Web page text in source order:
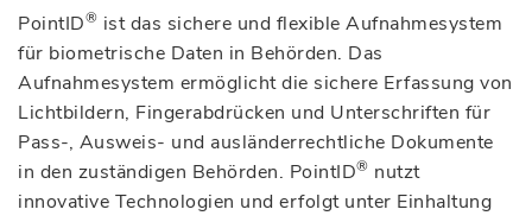
PointID® ist das sichere und flexible Aufnahmesystem
für biometrische Daten in Behörden. Das
Aufnahmesystem ermöglicht die sichere Erfassung von
Lichtbildern, Fingerabdrücken und Unterschriften für
Pass-, Ausweis- und ausländerrechtliche Dokumente
in den zuständigen Behörden. PointID® nutzt
innovative Technologien und erfolgt unter Einhaltung